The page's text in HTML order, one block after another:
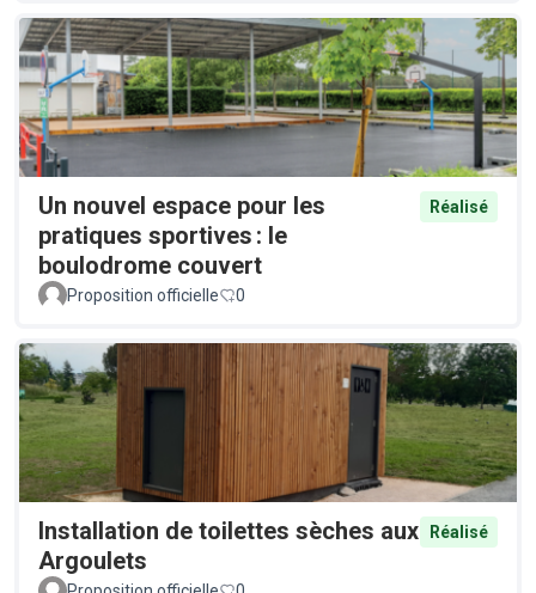
Un nouvel espace pour les
pratiques sportives : le
boulodrome couvert
Réalisé
Proposition officielle 0
Installation de toilettes sèches aux
Argoulets
Réalisé